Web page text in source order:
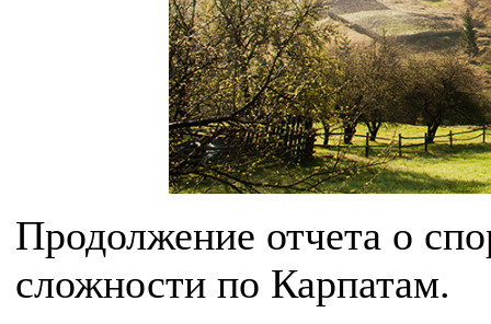
Продолжение отчета о
сложности по Карпатам.